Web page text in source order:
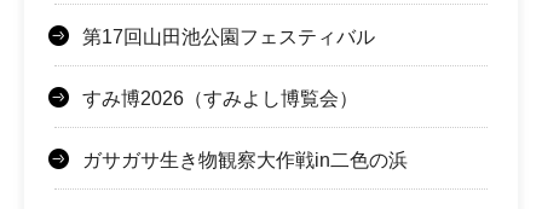
第17回山田池公園フェスティバル
すみ博2026（すみよし博覧会）
ガサガサ生き物観察大作戦in二色の浜